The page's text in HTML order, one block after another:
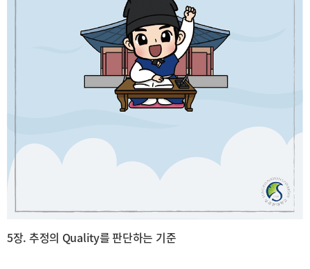
5장. 추정의 Quality를 판단하는 기준